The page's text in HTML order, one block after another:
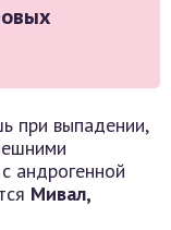
при выпадении,
андрогенной
Мивал,